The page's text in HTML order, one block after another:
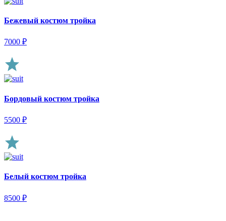
Бежевый костюм тройка
7000 ₽
Бордовый костюм тройка
5500 ₽
Белый костюм тройка
8500 ₽